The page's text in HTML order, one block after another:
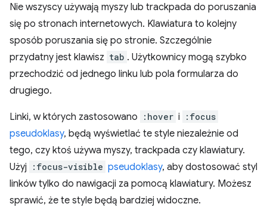
Nie wszyscy używają myszy lub trackpada do poruszania
się po stronach internetowych. Klawiatura to kolejny
sposób poruszania się po stronie. Szczególnie
przydatny jest klawisz tab . Użytkownicy mogą szybko
przechodzić od jednego linku lub pola formularza do
drugiego.
Linki, w których zastosowano :hover i :focus
pseudoklasy, będą wyświetlać te style niezależnie od
tego, czy ktoś używa myszy, trackpada czy klawiatury.
Użyj
:focus-visible pseudoklasy, aby dostosować styl
linków tylko do nawigacji za pomocą klawiatury. Możesz
sprawić, że te style będą bardziej widoczne.